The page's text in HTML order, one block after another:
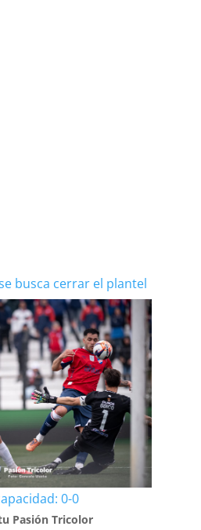
busca cerrar el plantel
0-0
Pasión Tricolor